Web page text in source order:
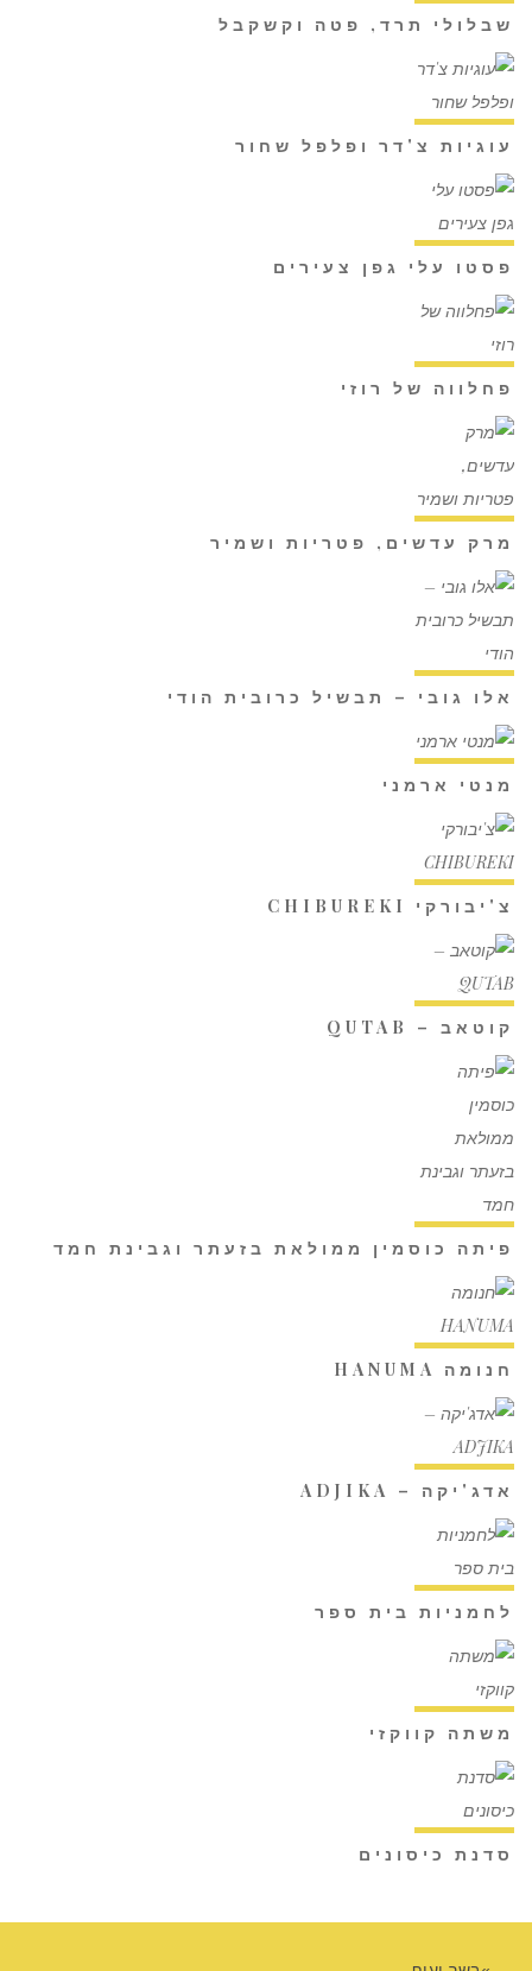
שבלולי תרד, פטה וקשקבל
עוגיות צ'דר ופלפל שחור
פסטו עלי גפן צעירים
פחלווה של רוזי
מרק עדשים, פטריות ושמיר
אלו גובי – תבשיל כרובית הודי
מנטי ארמני
צ'יבורקי CHIBUREKI
קוטאב – QUTAB
פיתה כוסמין ממולאת בזעתר וגבינת חמד
חנומה HANUMA
אדג'יקה – ADJIKA
לחמניות בית ספר
משתה קווקזי
סדנת כיסונים